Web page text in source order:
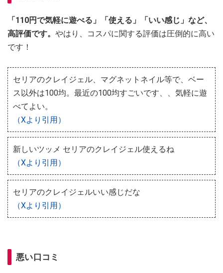
「110円で気軽に遊べる」「使える」「いい感じ」など、
高評価です。 やはり、コスパに関する評価は圧倒的に高い
です！
セリアのクレイジェル、マグネットネイル等で、ベー
ス以外は100均。最近の100均すごいです、、気軽に遊
べてよい。
（Xより引用）
新しいツッメ セリアのクレイジェル使えるね
（Xより引用）
セリアのクレイジェルいい感じだな
（Xより引用）
悪い口コミ